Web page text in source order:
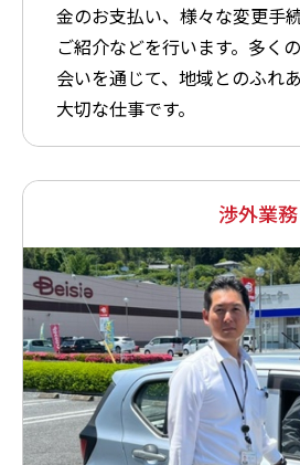
金のお支払い、様々な変更手
ご紹介などを行います。多く
会いを通じて、地域とのふれ
大切な仕事です。
渉外業務